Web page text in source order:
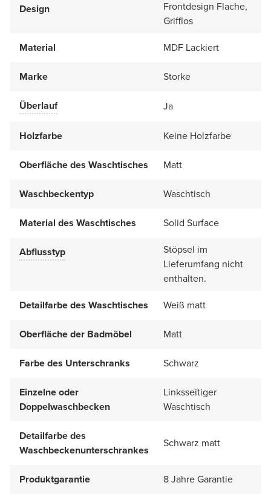
Design
Frontdesign Flache,
Grifflos
Material
MDF Lackiert
Marke Storke
Überlauf Ja
Holzfarbe Keine Holzfarbe
Oberfläche des Waschtisches Matt
Waschbeckentyp Waschtisch
Material des Waschtisches Solid Surface
Abflusstyp
Stöpsel im
Lieferumfang nicht
enthalten.
Detailfarbe des Waschtisches
Weiß matt
Oberfläche der Badmöbel Matt
Farbe des Unterschranks Schwarz
Einzelne oder
Doppelwaschbecken
Linksseitiger
Waschtisch
Detailfarbe des
Waschbeckenunterschrankes
Schwarz matt
Produktgarantie 8 Jahre Garantie